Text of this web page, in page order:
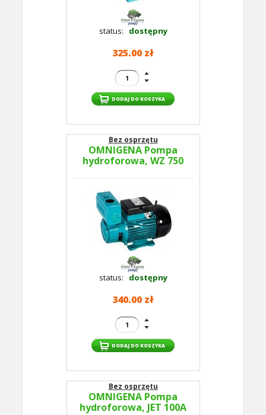
status: dostępny
325.00 zł
Bez osprzętu
OMNIGENA Pompa
hydroforowa, WZ 750
status: dostępny
340.00 zł
Bez osprzętu
OMNIGENA Pompa
hydroforowa, JET 100A